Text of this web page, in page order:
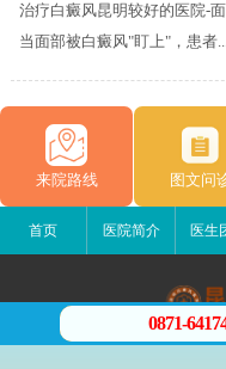
治疗白癜风昆明较好的医院-
当面部被白癜风"盯上"，患者
来院路线 图文问
首页 医院简介 医生
昆
0871-